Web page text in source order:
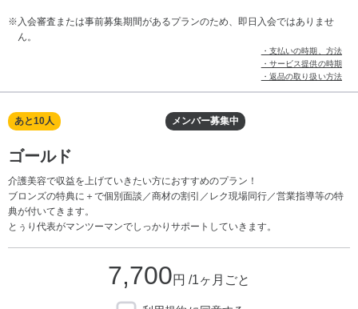
入会審査または事前募集期間があるプランのため、即日入会ではありませ
ん。
・支払いの時期、方法
・サービス提供の時期
・返品の取り扱い方法
メンバー募集中
あと10人
ゴールド
介護美容で収益を上げていきたい方におすすめのプラン！
ブロンズの特典に＋で個別面談／商材の割引／レク現場同行／営業指導等の特
典が付いてきます。
とぅり代表がマンツーマンでしっかりサポートしていきます。
7,700円 /1ヶ月ごと